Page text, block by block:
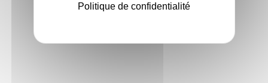
Politique de confidentialité